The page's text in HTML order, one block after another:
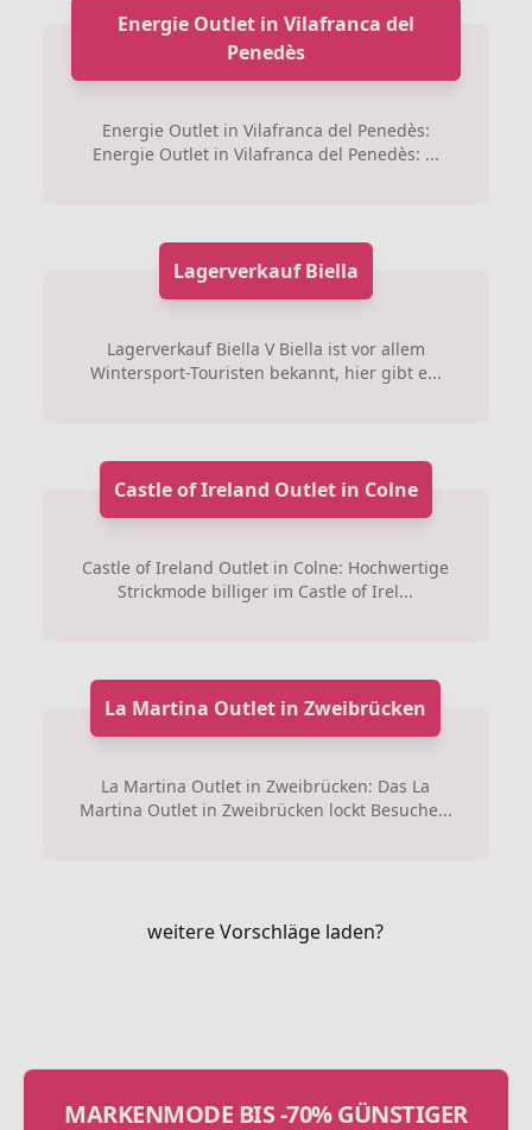
Energie Outlet in Vilafranca del
Penedès
Energie Outlet in Vilafranca del Penedès:
Energie Outlet in Vilafranca del Penedès: ...
Lagerverkauf Biella
Lagerverkauf Biella V Biella ist vor allem
Wintersport-Touristen bekannt, hier gibt e...
Castle of Ireland Outlet in Colne
Castle of Ireland Outlet in Colne: Hochwertige
Strickmode billiger im Castle of Irel...
La Martina Outlet in Zweibrücken
La Martina Outlet in Zweibrücken: Das La
Martina Outlet in Zweibrücken lockt Besuche...
weitere Vorschläge laden?
MARKENMODE BIS -70% GÜNSTIGER